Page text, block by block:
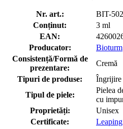
Nr. art.:
BIT-502
Conținut:
3 ml
EAN:
Producator:
Bioturm
Consistență/Formă de
prezentare:
Cremă
Tipuri de produse:
Îngrijire
Tipul de piele:
Pielea
cu
Proprietăți:
Unisex
Certificate: